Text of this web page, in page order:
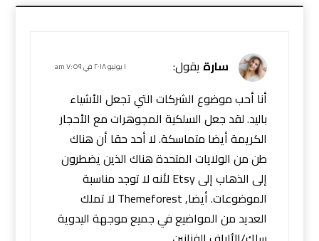
سارة يقول: ١ يونيو ٢٠١٨ في ٧:٥٩ am
أنا أحب موضوع الشركات التي تجعل الأشياء
باليد. لقد جعل السلكية المجوهرات مع الأحجار
الكريمة أيضا متماسكة. لا أحد حقا أن هناك
طن من الولايات المتحدة هناك الذين يضطرون
إلى الذهاب إلى Etsy لأنه لا توجد مناسبة
الموضوعات. أيضا, Themeforest لا تملك
العديد من المواضيع في جميع موجهة اليدوية